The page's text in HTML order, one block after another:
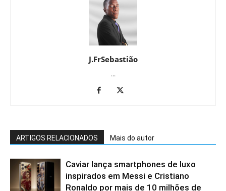
J.FrSebastião
...
ARTIGOS RELACIONADOS Mais do autor
Caviar lança smartphones de luxo
inspirados em Messi e Cristiano
Ronaldo por mais de 10 milhões de